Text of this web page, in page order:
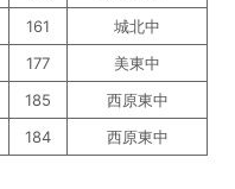
161
城北中
177
美東中
185
西原東中
184 西原東中